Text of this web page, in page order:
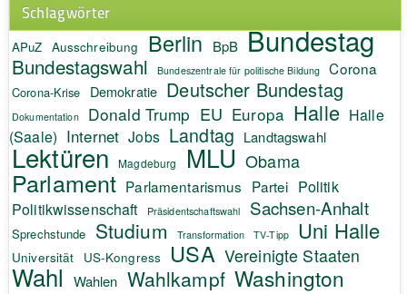
Schlagwörter
APuZ Ausschreibung Berlin BpB Bundestag
Bundestagswahl Bundeszentrale für politische Bildung Corona
Corona-Krise Demokratie Deutscher Bundestag
Dokumentation Donald Trump EU Europa Halle Halle
(Saale) Internet Jobs Landtag Landtagswahl
Lektüren Magdeburg MLU Obama
Parlament Parlamentarismus Partei Politik
Politikwissenschaft Präsidentschaftswahl Sachsen-Anhalt
Sprechstunde Studium Transformation TV-Tipp Uni Halle
Universität US-Kongress USA Vereinigte Staaten
Wahl Wahlen Wahlkampf Washington